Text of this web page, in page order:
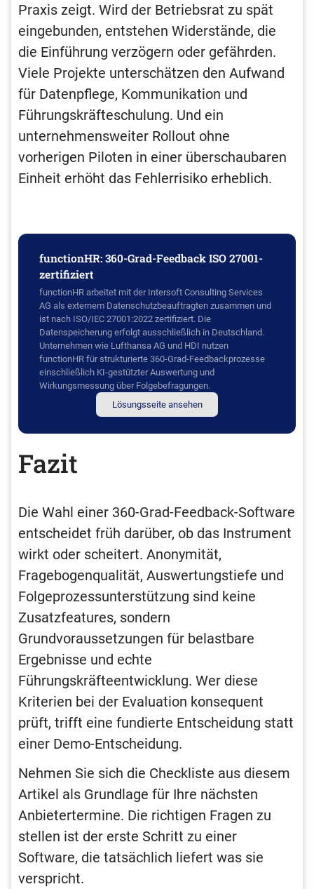
Praxis zeigt. Wird der Betriebsrat zu spät
eingebunden, entstehen Widerstände, die
die Einführung verzögern oder gefährden.
Viele Projekte unterschätzen den Aufwand
für Datenpflege, Kommunikation und
Führungskräfteschulung. Und ein
unternehmensweiter Rollout ohne
vorherigen Piloten in einer überschaubaren
Einheit erhöht das Fehlerrisiko erheblich.
functionHR: 360-Grad-Feedback ISO 27001-
zertifiziert
functionHR arbeitet mit der Intersoft Consulting Services
AG als externem Datenschutzbeauftragten zusammen und
ist nach ISO/IEC 27001:2022 zertifiziert. Die
Datenspeicherung erfolgt ausschließlich in Deutschland.
Unternehmen wie Lufthansa AG und HDI nutzen
functionHR für strukturierte 360-Grad-Feedbackprozesse
einschließlich KI-gestützter Auswertung und
Wirkungsmessung über Folgebefragungen.
Lösungsseite ansehen
Fazit
Die Wahl einer 360-Grad-Feedback-Software
entscheidet früh darüber, ob das Instrument
wirkt oder scheitert. Anonymität,
Fragebogenqualität, Auswertungstiefe und
Folgeprozessunterstützung sind keine
Zusatzfeatures, sondern
Grundvoraussetzungen für belastbare
Ergebnisse und echte
Führungskräfteentwicklung. Wer diese
Kriterien bei der Evaluation konsequent
prüft, trifft eine fundierte Entscheidung statt
einer Demo-Entscheidung.
Nehmen Sie sich die Checkliste aus diesem
Artikel als Grundlage für Ihre nächsten
Anbietertermine. Die richtigen Fragen zu
stellen ist der erste Schritt zu einer
Software, die tatsächlich liefert was sie
verspricht.